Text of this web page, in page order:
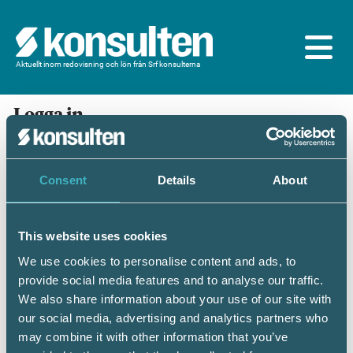
Consent Details About
This website uses cookies
We use cookies to personalise content and ads, to
provide social media features and to analyse our traffic.
We also share information about your use of our site with
our social media, advertising and analytics partners who
may combine it with other information that you’ve
Aktuellt inom redovisning och lön från Srf konsulterna
Logga in
En prenumeration ingår för dig som är
medlem/ansluten till Srf konsulterna. Du loggar in
med BankID eller samma lösenord som du har på
Mobilt BankID
Personnummer(ÅÅÅÅMMDDNNNN)